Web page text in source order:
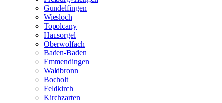
Gundelfingen
Wiesloch
Topolcany
Hausorgel
Oberwolfach
Baden-Baden
Emmendingen
Waldbronn
Bocholt
Feldkirch
Kirchzarten